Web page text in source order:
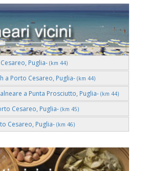
Puglia- (km 44)
a Porto Cesareo, Puglia- (km 44)
a Punta Prosciutto, Puglia- (km 44)
Cesareo, Puglia- (km 45)
Cesareo, Puglia- (km 46)